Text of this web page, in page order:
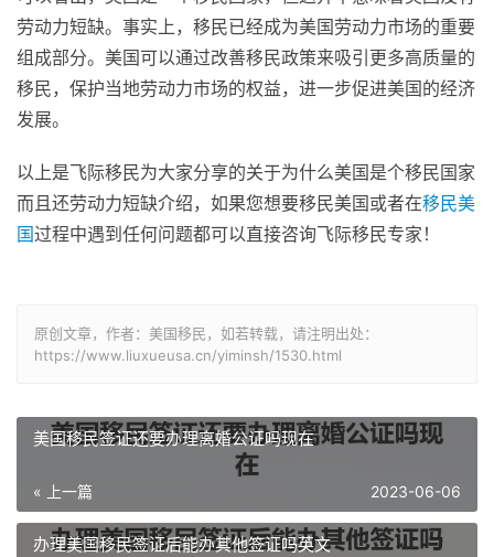
劳动力短缺。事实上，移民已经成为美国劳动力市场的重要
组成部分。美国可以通过改善移民政策来吸引更多高质量的
移民，保护当地劳动力市场的权益，进一步促进美国的经济
发展。
以上是飞际移民为大家分享的关于为什么美国是个移民国家
而且还劳动力短缺介绍，如果您想要移民美国或者在移民美
国过程中遇到任何问题都可以直接咨询飞际移民专家！
原创文章，作者：美国移民，如若转载，请注明出处：
https://www.liuxueusa.cn/yiminsh/1530.html
美国移民签证还要办理离婚公证吗现在
« 上一篇 2023-06-06
办理美国移民签证后能办其他签证吗英文